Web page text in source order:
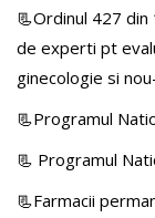
📃Ordinul 427
de experti pt
ginecologie si
📃Programul
📃 Programul
📃Farmacii